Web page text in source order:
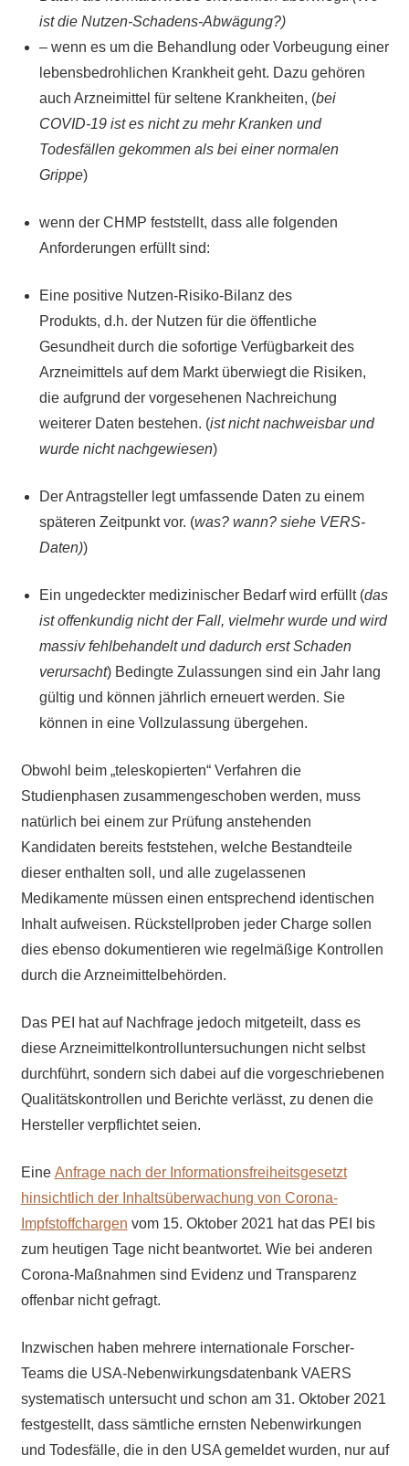
ist die Nutzen-Schadens-Abwägung?)
– wenn es um die Behandlung oder Vorbeugung einer
lebensbedrohlichen Krankheit geht. Dazu gehören
auch Arzneimittel für seltene Krankheiten, (bei
COVID-19 ist es nicht zu mehr Kranken und
Todesfällen gekommen als bei einer normalen
Grippe)
wenn der CHMP feststellt, dass alle folgenden
Anforderungen erfüllt sind:
Eine positive Nutzen-Risiko-Bilanz des
Produkts, d.h. der Nutzen für die öffentliche
Gesundheit durch die sofortige Verfügbarkeit des
Arzneimittels auf dem Markt überwiegt die Risiken,
die aufgrund der vorgesehenen Nachreichung
weiterer Daten bestehen. (ist nicht nachweisbar und
wurde nicht nachgewiesen)
Der Antragsteller legt umfassende Daten zu einem
späteren Zeitpunkt vor. (was? wann? siehe VERS-
Daten))
Ein ungedeckter medizinischer Bedarf wird erfüllt (das
ist offenkundig nicht der Fall, vielmehr wurde und wird
massiv fehlbehandelt und dadurch erst Schaden
verursacht) Bedingte Zulassungen sind ein Jahr lang
gültig und können jährlich erneuert werden. Sie
können in eine Vollzulassung übergehen.
Obwohl beim „teleskopierten“ Verfahren die
Studienphasen zusammengeschoben werden, muss
natürlich bei einem zur Prüfung anstehenden
Kandidaten bereits feststehen, welche Bestandteile
dieser enthalten soll, und alle zugelassenen
Medikamente müssen einen entsprechend identischen
Inhalt aufweisen. Rückstellproben jeder Charge sollen
dies ebenso dokumentieren wie regelmäßige Kontrollen
durch die Arzneimittelbehörden.
Das PEI hat auf Nachfrage jedoch mitgeteilt, dass es
diese Arzneimittelkontrolluntersuchungen nicht selbst
durchführt, sondern sich dabei auf die vorgeschriebenen
Qualitätskontrollen und Berichte verlässt, zu denen die
Hersteller verpflichtet seien.
Eine Anfrage nach der Informationsfreiheitsgesetzt
hinsichtlich der Inhaltsüberwachung von Corona-
Impfstoffchargen vom 15. Oktober 2021 hat das PEI bis
zum heutigen Tage nicht beantwortet. Wie bei anderen
Corona-Maßnahmen sind Evidenz und Transparenz
offenbar nicht gefragt.
Inzwischen haben mehrere internationale Forscher-
Teams die USA-Nebenwirkungsdatenbank VAERS
systematisch untersucht und schon am 31. Oktober 2021
festgestellt, dass sämtliche ernsten Nebenwirkungen
und Todesfälle, die in den USA gemeldet wurden, nur auf